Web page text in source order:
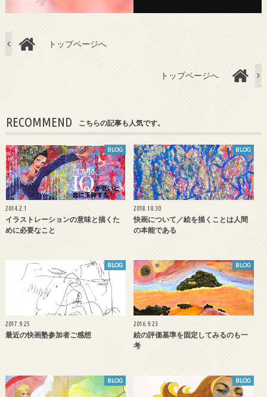
トップページへ
トップページへ
RECOMMEND こちらの記事も人気です。
BLOG
2014.2.1
イラストレーションの意味と描くた
めに必要なこと
BLOG
2018.10.30
快画について／絵を描くことは人間
の本能である
BLOG
2017.9.25
最近の快画塾参加者ご感想
BLOG
2016.9.23
絵の評価基準を固定してみるのも一
考
BLOG BLOG